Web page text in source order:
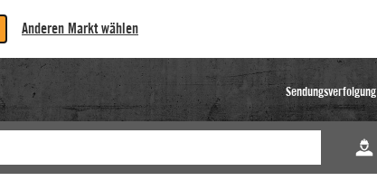
Anderen Markt wählen
Sendungsverfolgung